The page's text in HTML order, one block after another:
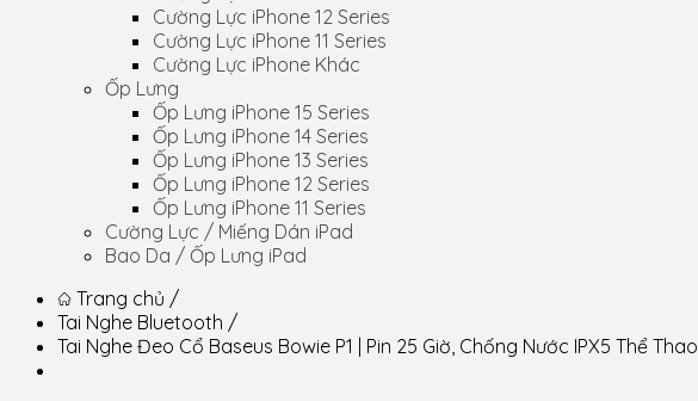
Cường Lực iPhone 12 Series
Cường Lực iPhone 11 Series
Cường Lực iPhone Khác
Ốp Lưng
Ốp Lưng iPhone 15 Series
Ốp Lưng iPhone 14 Series
Ốp Lưng iPhone 13 Series
Ốp Lưng iPhone 12 Series
Ốp Lưng iPhone 11 Series
Cường Lực / Miếng Dán iPad
Bao Da / Ốp Lưng iPad
Trang chủ /
Tai Nghe Bluetooth /
Tai Nghe Đeo Cổ Baseus Bowie P1 | Pin 25 Giờ, Chống Nước IPX5 Thể Thao